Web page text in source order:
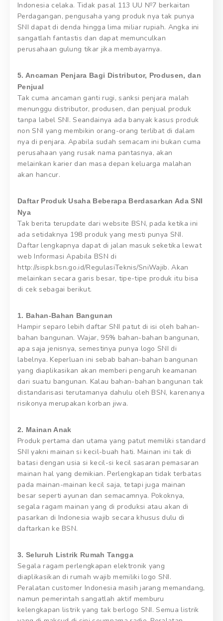
Indonesia celaka. Tidak pasal 113 UU №7 berkaitan
Perdagangan, pengusaha yang produk nya tak punya
SNI dapat di denda hingga lima miliar rupiah. Angka ini
sangatlah fantastis dan dapat memunculkan
perusahaan gulung tikar jika membayarnya.
5. Ancaman Penjara Bagi Distributor, Produsen, dan
Penjual
Tak cuma ancaman ganti rugi, sanksi penjara malah
menunggu distributor, produsen, dan penjual produk
tanpa label SNI. Seandainya ada banyak kasus produk
non SNI yang membikin orang-orang terlibat di dalam
nya di penjara. Apabila sudah semacam ini bukan cuma
perusahaan yang rusak nama pantasnya, akan
melainkan karier dan masa depan keluarga malahan
akan hancur.
Daftar Produk Usaha Beberapa Berdasarkan Ada SNI
Nya
Tak berita terupdate dari website BSN, pada ketika ini
ada setidaknya 198 produk yang mesti punya SNI.
Daftar lengkapnya dapat di jalan masuk seketika lewat
web Informasi Apabila BSN di
http://sispk.bsn.go.id/RegulasiTeknis/SniWajib. Akan
melainkan secara garis besar, tipe-tipe produk itu bisa
di cek sebagai berikut.
1. Bahan-Bahan Bangunan
Hampir separo lebih daftar SNI patut di isi oleh bahan-
bahan bangunan. Wajar, 95% bahan-bahan bangunan,
apa saja jenisnya, semestinya punya logo SNI di
labelnya. Keperluan ini sebab bahan-bahan bangunan
yang diaplikasikan akan memberi pengaruh keamanan
dari suatu bangunan. Kalau bahan-bahan bangunan tak
distandarisasi terutamanya dahulu oleh BSN, karenanya
risikonya merupakan korban jiwa.
2. Mainan Anak
Produk pertama dan utama yang patut memiliki standard
SNI yakni mainan si kecil-buah hati. Mainan ini tak di
batasi dengan usia si kecil-si kecil sasaran pemasaran
mainan hal yang demikian. Perlengkapan tidak terbatas
pada mainan-mainan kecil saja, tetapi juga mainan
besar seperti ayunan dan semacamnya. Pokoknya,
segala ragam mainan yang di produksi atau akan di
pasarkan di Indonesia wajib secara khusus dulu di
daftarkan ke BSN.
3. Seluruh Listrik Rumah Tangga
Segala ragam perlengkapan elektronik yang
diaplikasikan di rumah wajib memiliki logo SNI.
Peralatan customer Indonesia masih jarang memandang,
namun pemerintah sangatlah aktif memburu
kelengkapan listrik yang tak berlogo SNI. Semua listrik